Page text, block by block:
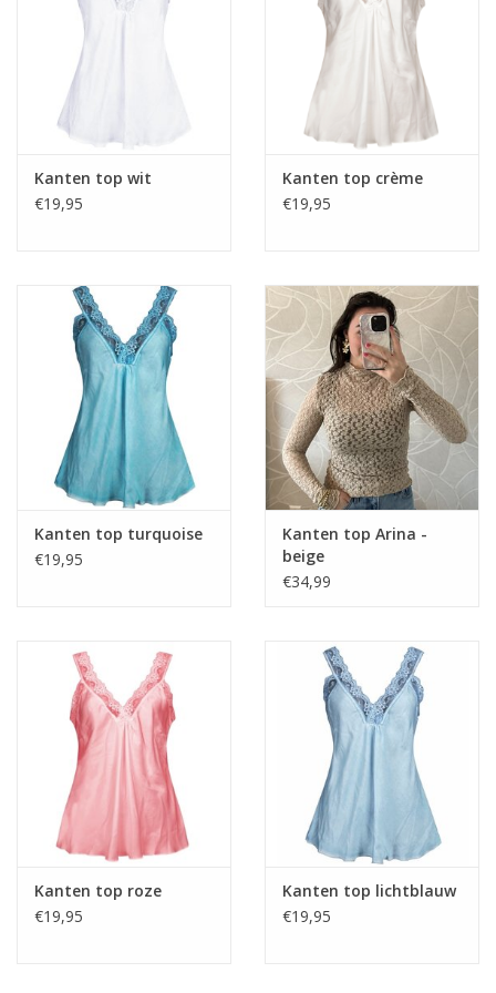
Home deco
Herensokken
Kanten top wit
€19,95
Kanten top crème
€19,95
Kanten top turquoise
€19,95
Kanten top Arina -
beige
€34,99
Kanten top roze
€19,95
Kanten top lichtblauw
€19,95